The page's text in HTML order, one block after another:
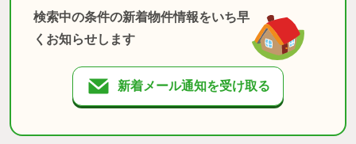
検索中の条件の新着物件情報をいち早
くお知らせします
新着メール通知を受け取る